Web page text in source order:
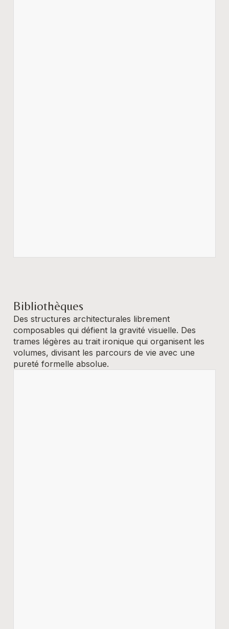
Bibliothèques
Des structures architecturales librement
composables qui défient la gravité visuelle. Des
trames légères au trait ironique qui organisent les
volumes, divisant les parcours de vie avec une
pureté formelle absolue.